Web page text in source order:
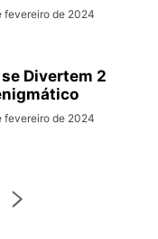
fevereiro de 2024
Divertem 2
fevereiro de 2024